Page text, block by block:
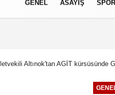
GENEL ASAYİŞ SPOR
Altınok'tan AGİT kürsüsünde